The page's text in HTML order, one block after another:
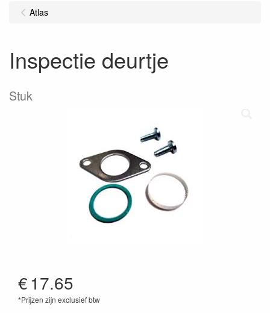
Atlas
Inspectie deurtje
Stuk
€17.65
*Prijzen zijn exclusief btw